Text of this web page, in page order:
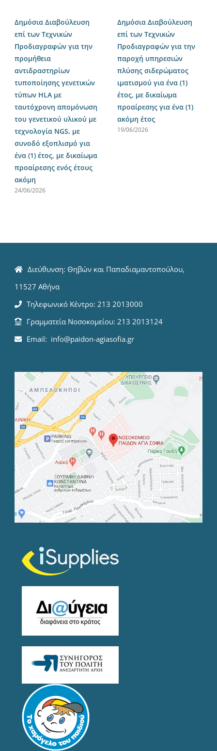
Δημόσια Διαβούλευση
επί των Τεχνικών
Προδιαγραφών για την
προμήθεια
αντιδραστηρίων
τυποποίησης γενετικών
τύπων HLA με
ταυτόχρονη απομόνωση
του γενετικού υλικού με
τεχνολογία NGS, με
συνοδό εξοπλισμό για
ένα (1) έτος, με δικαίωμα
προαίρεσης ενός έτους
ακόμη
24/06/2026
Δημόσια Διαβούλευση
επί των Τεχνικών
Προδιαγραφών για την
παροχή υπηρεσιών
πλύσης σιδερώματος
ιματισμού για ένα (1)
έτος, με δικαίωμα
προαίρεσης για ένα (1)
ακόμη έτος
19/06/2026
Διεύθυνση: Θηβών και Παπαδιαμαντοπούλου,
11527 Αθήνα
Τηλεφωνικό Κέντρο: 213 2013000
Γραμματεία Νοσοκομείου: 213 2013124
Email: info@paidon-agiasofia.gr